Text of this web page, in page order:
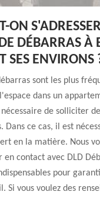
ON
DÉBARRAS À
SES ENVIRONS
sont les plus
dans un
de solliciter
Dans ce cas, il est
en la matière. Nous
contact avec DLD
pour
Si vous voulez des